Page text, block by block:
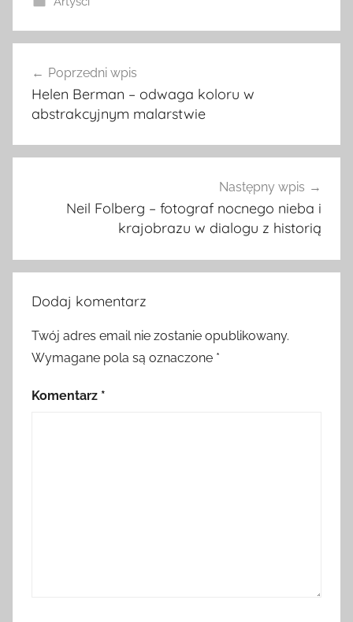
wpisu
Poprzedni wpis
Helen Berman – odwaga koloru w
abstrakcyjnym malarstwie
Następny wpis
Neil Folberg – fotograf nocnego nieba i
krajobrazu w dialogu z historią
Dodaj komentarz
Twój adres email nie zostanie opublikowany.
Wymagane pola są oznaczone *
Komentarz *